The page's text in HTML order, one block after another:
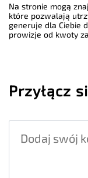
Na stronie mogą
które pozwalają
generuje dla Ciebie
prowizje od kwoty
Przyłącz